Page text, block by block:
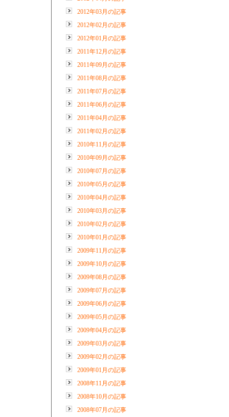
2012年03月の記事
2012年02月の記事
2012年01月の記事
2011年12月の記事
2011年09月の記事
2011年08月の記事
2011年07月の記事
2011年06月の記事
2011年04月の記事
2011年02月の記事
2010年11月の記事
2010年09月の記事
2010年07月の記事
2010年05月の記事
2010年04月の記事
2010年03月の記事
2010年02月の記事
2010年01月の記事
2009年11月の記事
2009年10月の記事
2009年08月の記事
2009年07月の記事
2009年06月の記事
2009年05月の記事
2009年04月の記事
2009年03月の記事
2009年02月の記事
2009年01月の記事
2008年11月の記事
2008年10月の記事
2008年07月の記事